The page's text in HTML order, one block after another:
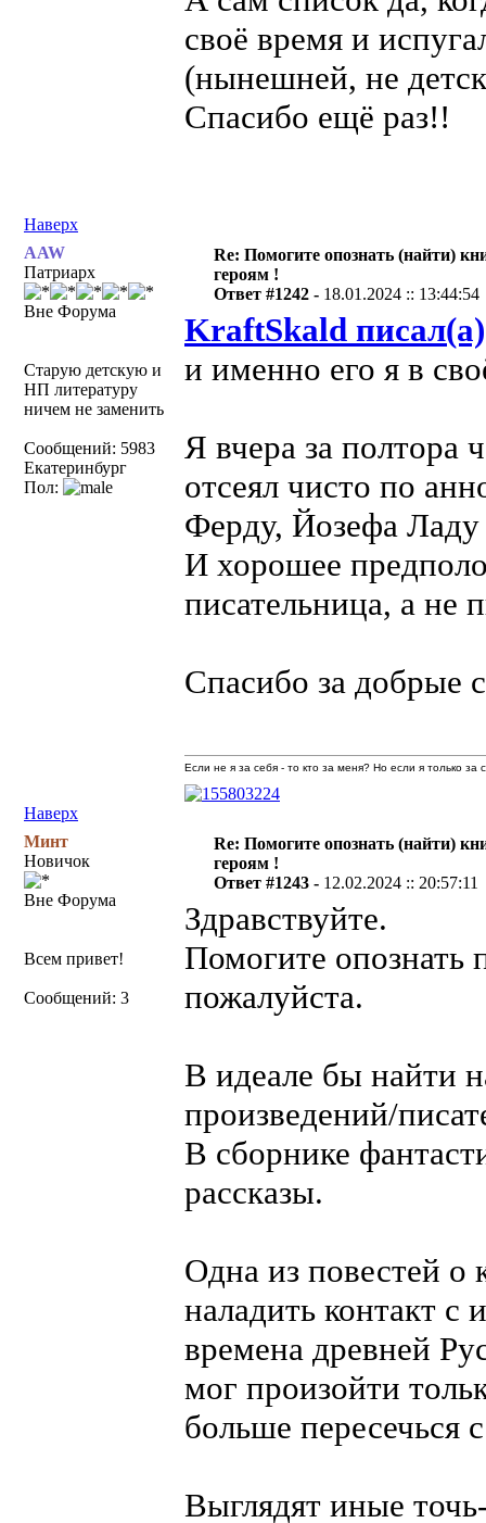
своё время и
(нынешней, не
Спасибо ещё раз!!
Наверх
AAW
Патриарх
Вне Форума
Старую детскую и
НП литературу
ничем не заменить
Сообщений: 5983
Екатеринбург
Пол:
Re: Помогите опознать (найти)
героям !
Ответ #1242 - 18.01.2024 :: 13:44:54
KraftSkald писал(а)
и именно его я в
Я вчера за полтора
отсеял чисто по
Ферду, Йозефа
И хорошее
писательница, а не
Спасибо за добрые
Наверх
Если не я за себя - то кто за меня? Но если я только
Минт
Новичок
Вне Форума
Всем привет!
Сообщений: 3
Re: Помогите опознать (найти)
героям !
Ответ #1243 - 12.02.2024 :: 20:57:11
Здравствуйте.
Помогите опознать
пожалуйста.
В идеале бы найти
произведений/
В сборнике
рассказы.
Одна из повестей о
наладить контакт с
времена древней
мог произойти
больше
Выглядят иные